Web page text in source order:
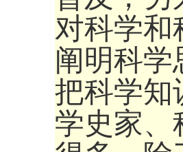
对科学和
阐明科
把科学知
学史家、